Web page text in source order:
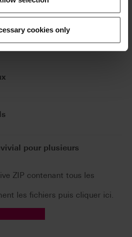
cookies only
pour plusieurs
ZIP contenant tous les
les fichiers puis cliquer ici.